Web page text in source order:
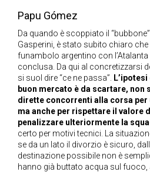
Papu Gómez
Da quando è scoppiato il
Gasperini, è stato subito chiaro che
funambolo argentino con
conclusa. Da qui al concretizzarsi
si suol dire “ce ne passa”.
buon mercato è da scartare,
dirette concorrenti alla corsa per
ma anche per rispettare il valore
penalizzare ulteriormente la
certo per motivi tecnici. La
se da un lato il divorzio è sicuro,
destinazione possibile non è
hanno già buttato acqua sul fuoco,